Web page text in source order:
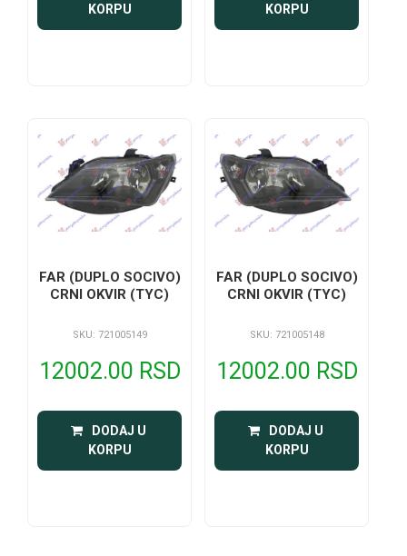
KORPU
KORPU
FAR (DUPLO SOCIVO)
CRNI OKVIR (TYC)
SKU: 721005149
12002.00 RSD
DODAJ U
KORPU
FAR (DUPLO SOCIVO)
CRNI OKVIR (TYC)
SKU: 721005148
12002.00 RSD
DODAJ U
KORPU